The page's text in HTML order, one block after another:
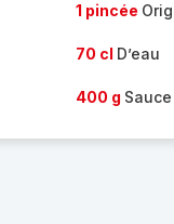
1 pincée
70 cl D’eau
400 g